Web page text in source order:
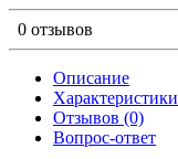
0 отзывов
Описание
Характеристики
Отзывов (0)
Вопрос-ответ